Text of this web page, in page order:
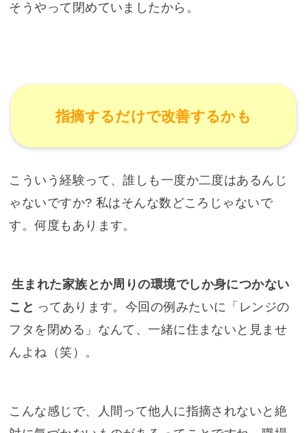
そうやって閉めていましたから。
指摘するだけで改善するかも
こういう経験って、誰しも一度か二度はあるんじ
ゃないですか? 私はそんな数どころじゃないで
す。何度もあります。
生まれた家族とか周りの環境でしか身につかない
こと ってあります。今回の例みたいに「レンジの
フタを閉める」なんて、一緒に住まないと見ませ
んよね（笑）。
こんな感じで、人間って他人に指摘されないと絶